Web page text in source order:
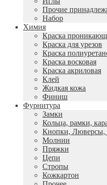
Прочие
Набор
Химия
Краска
Краска для урезов
Краска
Краска восковая
Краска акриловая
Клей
Жидкая кожа
Финиш
Фурнитура
Замки
Кольца, рамки,
Кнопки, Люверсы,
Молнии
Пряжки
Цепи
Стропы
Кожкартон